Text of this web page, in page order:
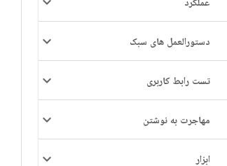
دستورالعمل های سبک
تست رابط کاربری
مهاجرت به نوشتن
ابزار